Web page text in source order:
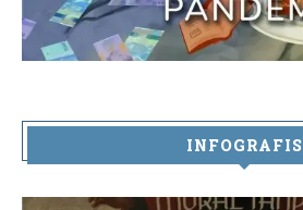
INFOGRAFIS